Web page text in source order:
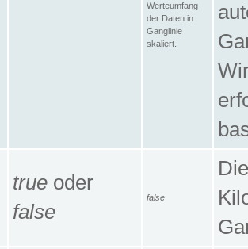
Werteumfang
der Daten in
Ganglinie
skaliert.
true oder
false
false